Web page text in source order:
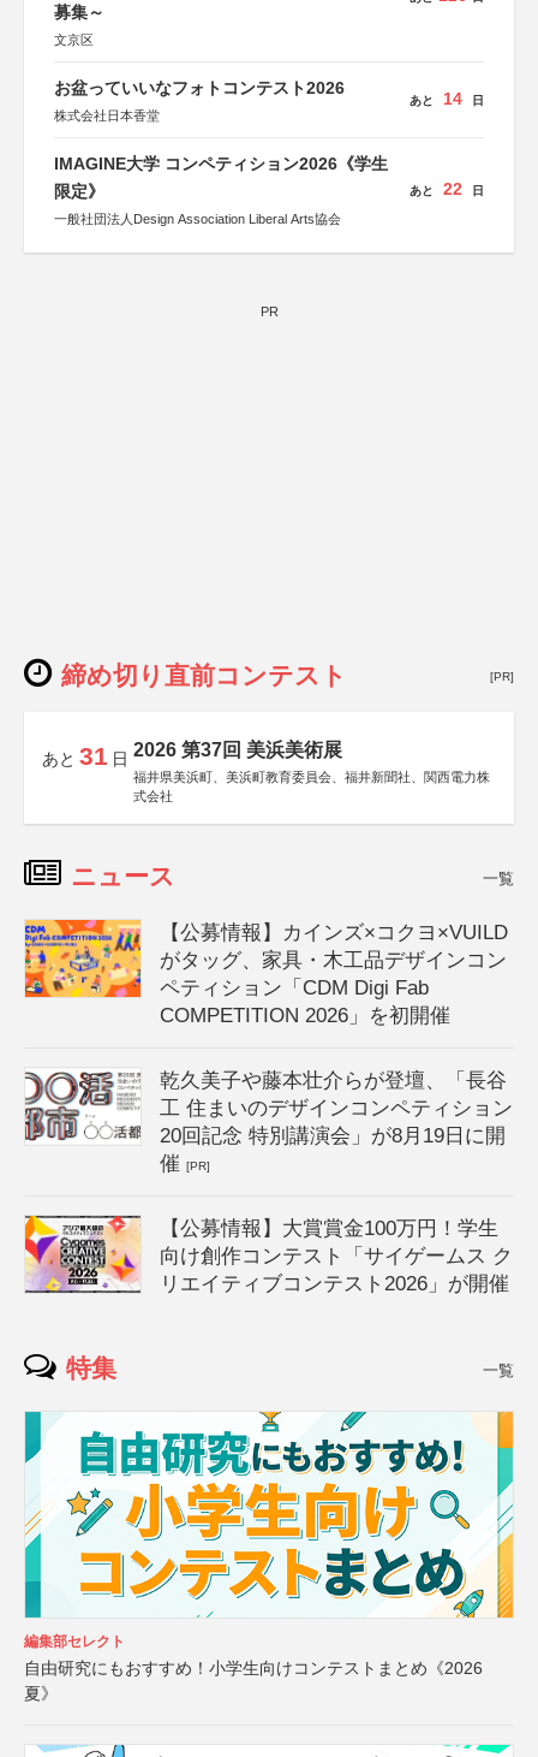
募集～
文京区
お盆っていいなフォトコンテスト2026
株式会社日本香堂
あと 14 日
IMAGINE大学 コンペティション2026《学生
限定》
一般社団法人Design Association Liberal Arts協会
あと 22 日
PR
締め切り直前コンテスト [PR]
あと 31 日 2026 第37回 美浜美術展
福井県美浜町、美浜町教育委員会、福井新聞社、関西電力株
式会社
ニュース 一覧
【公募情報】カインズ×コクヨ×VUILD
がタッグ、家具・木工品デザインコン
ペティション「CDM Digi Fab
COMPETITION 2026」を初開催
乾久美子や藤本壮介らが登壇、「長谷
工 住まいのデザインコンペティション
20回記念 特別講演会」が8月19日に開
催[PR]
【公募情報】大賞賞金100万円！学生
向け創作コンテスト「サイゲームス ク
リエイティブコンテスト2026」が開催
特集 一覧
編集部セレクト
自由研究にもおすすめ！小学生向けコンテストまとめ《2026
夏》